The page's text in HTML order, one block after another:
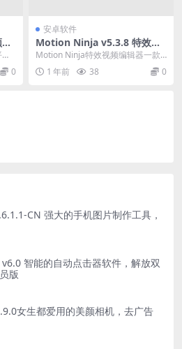
0
安卓软件
Motion Ninja v5.3.8 特效视
频编辑器解锁Pro专业版
Motion Ninja特效视频编辑器一款
集视频编辑、特效制作、音频编辑
等多种功...
1 年前 38 0
CN 强大的手机图片制作工具，
智能的自动点击器软件，解放双
版
女生都爱用的美颜相机，去广告